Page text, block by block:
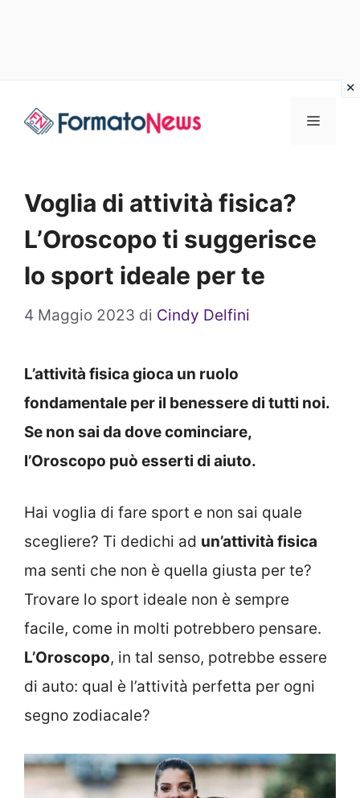
Menu
Voglia di attività fisica?
L’Oroscopo ti suggerisce
lo sport ideale per te
4 Maggio 2023 di Cindy Delfini
L’attività fisica gioca un ruolo
fondamentale per il benessere di tutti noi.
Se non sai da dove cominciare,
l’Oroscopo può esserti di aiuto.
Hai voglia di fare sport e non sai quale
scegliere? Ti dedichi ad un’attività fisica
ma senti che non è quella giusta per te?
Trovare lo sport ideale non è sempre
facile, come in molti potrebbero pensare.
L’Oroscopo, in tal senso, potrebbe essere
di auto: qual è l’attività perfetta per ogni
segno zodiacale?